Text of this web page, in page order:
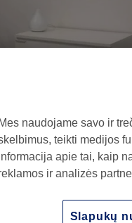
, Klaipėda, Už
Pilnas
Mes naudojame savo ir
teikti medijos
apie tai, kaip
ir analizės
Slapukų